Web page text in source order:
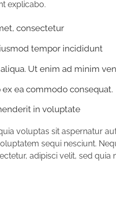
explicabo.
consectetur
tempor incididunt
Ut enim ad minim
ea commodo consequat.
in voluptate
voluptas sit aspernatur
sequi nesciunt.
adipisci velit, sed